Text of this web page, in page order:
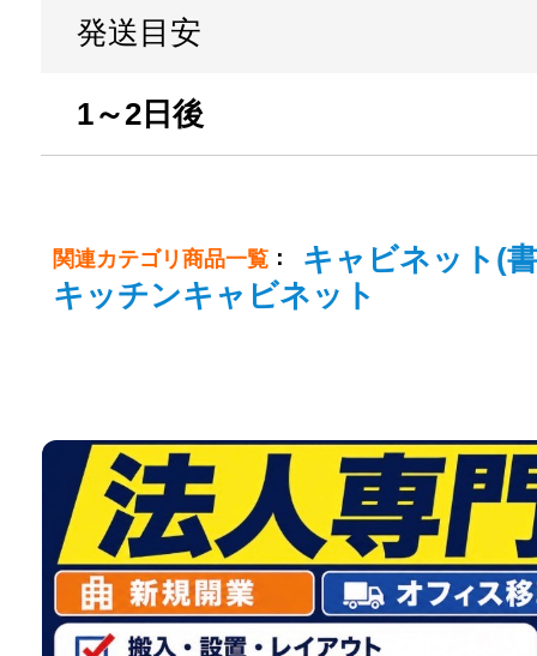
発送目安
1～2日後
関連カテゴリ商品一覧 ：
キャビネット(
キッチンキャビネット